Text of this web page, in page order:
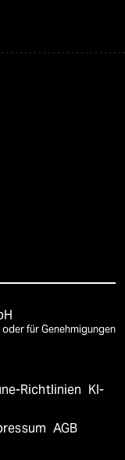
für Genehmigungen
Richtlinien KI-
AGB